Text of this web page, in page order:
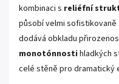
kombinaci s reliéfní
působí velmi sofistikovaně
dodává obkladu
monotónnosti hladkých
celé stěně pro dramatický